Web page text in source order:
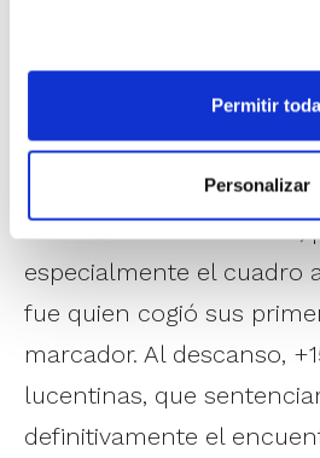
Permitir
Personalizar
Con un gran ritmo
Final entre Unidad de
Vistahermosa Lucentum
Cartagena. Ambos
acertados de cara al aro,
especialmente el cuadro
fue quien cogió sus
marcador. Al descanso,
lucentinas, que
definitivamente el